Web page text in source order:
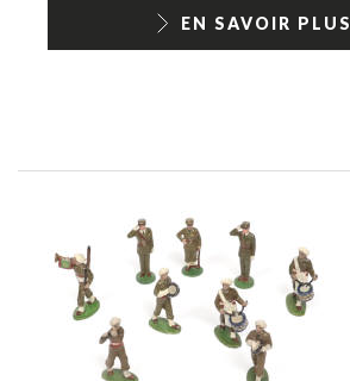
EN SAVOIR PLUS